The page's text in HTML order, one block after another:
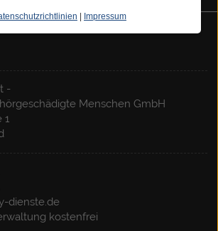
-
Menschen GmbH
1
dienste.de
kostenfrei
| Impressum